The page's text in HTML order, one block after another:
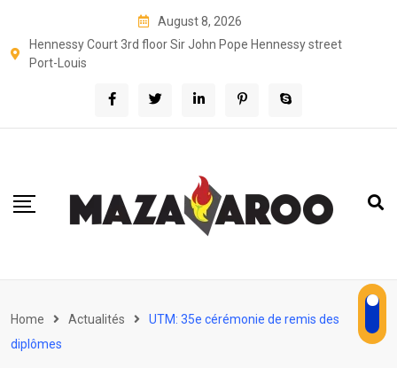
content
August 8, 2026
Hennessy Court 3rd floor Sir John Pope Hennessy street
Port-Louis
Home Actualités
UTM: 35e cérémonie de remis des
diplômes